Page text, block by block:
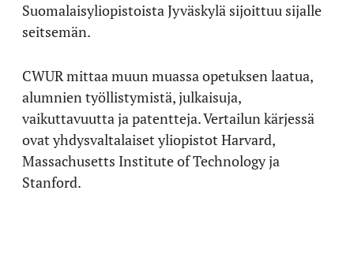
Suomalaisyliopistoista Jyväskylä sijoittuu sijalle
seitsemän.
CWUR mittaa muun muassa opetuksen laatua,
alumnien työllistymistä, julkaisuja,
vaikuttavuutta ja patentteja. Vertailun kärjessä
ovat yhdysvaltalaiset yliopistot Harvard,
Massachusetts Institute of Technology ja
Stanford.